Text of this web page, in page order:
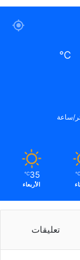
℃
℃
35
℃
الأربعاء
تعليقات